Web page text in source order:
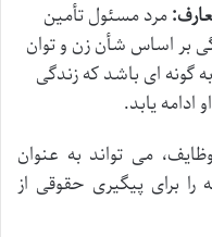
مرد مسئول تأمین
بر اساس شأن زن و توان
گونه ای باشد که زندگی
یابد.
می تواند به عنوان
برای پیگیری حقوقی از